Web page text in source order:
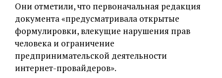
Они отметили, что первоначальная редакция
документа «предусматривала открытые
формулировки, влекущие нарушения прав
человека и ограничение
предпринимательской деятельности
интернет-провайдеров».